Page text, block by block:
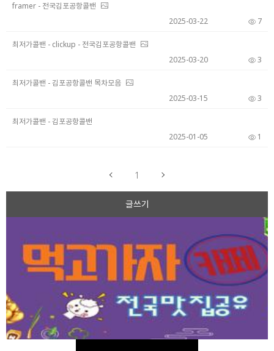
framer - 전국김포공항콜밴
7
2025-03-22
최저가콜밴 - clickup - 전국김포공항콜밴
3
2025-03-20
최저가콜밴 - 김포공항콜밴 목차모음
3
2025-03-15
최저가콜밴 - 김포공항콜밴
1
2025-01-05
1
글쓰기